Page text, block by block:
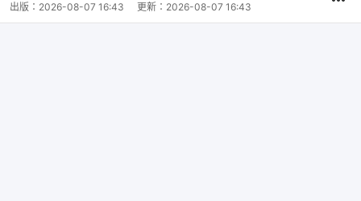
出版： 2026-08-07 16:43 更新： 2026-08-07 16:43